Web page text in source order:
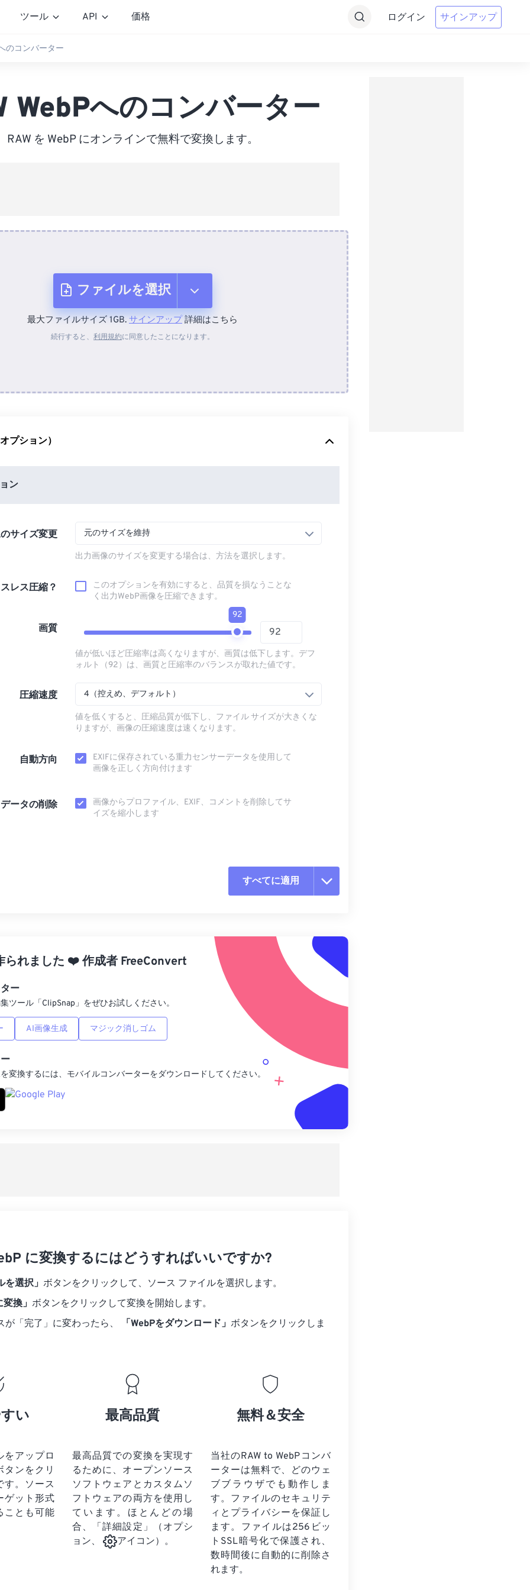
ツール API 価格 ログイン サインアップ
のコンバーター
WebPへのコンバーター
RAW を WebP にオンラインで無料で変換します。
ファイルを選択
デバイスから
最大ファイルサイズ 1GB. サインアップ詳細はこちら
続行すると、 利用規約に同意したことになります。
プション）
ン
サイズ変更 元のサイズを維持
出力画像のサイズを変更する場合は、方法を選択します。
レス圧縮？
このオプションを有効にすると、品質を損なうことな
く出力WebP画像を圧縮できます。
画質
92
値が低いほど圧縮率は高くなりますが、画質は低下します。デフ
ォルト（92）は、画質と圧縮率のバランスが取れた値です。
圧縮速度 4（控えめ、デフォルト）
値を低くすると、圧縮品質が低下し、ファイル サイズが大きくな
りますが、画像の圧縮速度は速くなります。
自動方向
EXIFに保存されている重力センサーデータを使用して
画像を正しく方向付けます
ータの削除
画像からプロファイル、EXIF、コメントを削除してサ
イズを縮小します
すべてに適用
プリセットから適用
プリセットとして保存
られました ❤️作成者 FreeConvert
ー
ツール「ClipSnap」をぜひお試しください。
AI画像生成 マジック消しゴム
変換するには、モバイルコンバーターをダウンロードしてください。
に変換するにはどうすればいいですか?
を選択」 ボタンをクリックして、ソース ファイルを選択します。
換」 ボタンをクリックして変換を開始します。
が「完了」に変わったら、
「WebPをダウンロード」 ボタンをクリックしま
い
をアップロ
タンをクリ
。 ソース
ゲット形式
ことも可能
最高品質
最高品質での変換を実現す
るために、オープンソース
ソフトウェアとカスタムソ
フトウェアの両方を使用し
ています。ほとんどの場
合、「詳細設定」（オプシ
ョン、
アイコン）。
無料＆安全
当社のRAW to WebPコンバ
ーターは無料で、どのウェ
ブブラウザでも動作しま
す。ファイルのセキュリテ
ィとプライバシーを保証し
ます。ファイルは256ビッ
トSSL暗号化で保護され、
数時間後に自動的に削除さ
れます。